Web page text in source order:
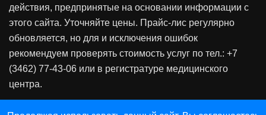
действия, предпринятые на основании информации с
этого сайта. Уточняйте цены. Прайс-лис регулярно
обновляется, но для и исключения ошибок
рекомендуем проверять стоимость услуг по тел.: +7
(3462) 77-43-06 или в регистратуре медицинского
центра.